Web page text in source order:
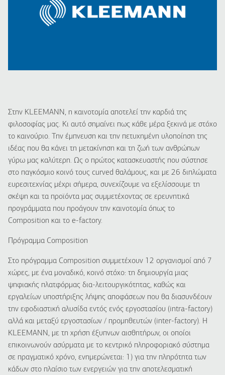
Στην KLEEMANN, η καινοτομία αποτελεί την καρδιά της
φιλοσοφίας μας. Κι αυτό σημαίνει πως κάθε μέρα ξεκινά με στόχο
το καινούριο. Την έμπνευση και την πετυχημένη υλοποίηση της
ιδέας που θα κάνει τη μετακίνηση και τη ζωή των ανθρώπων
γύρω μας καλύτερη. Ως ο πρώτος κατασκευαστής που σύστησε
στο παγκόσμιο κοινό τους curved θαλάμους, και με 26 διπλώματα
ευρεσιτεχνίας μέχρι σήμερα, συνεχίζουμε να εξελίσσουμε τη
σκέψη και τα προϊόντα μας συμμετέχοντας σε ερευνητικά
προγράμματα που προάγουν την καινοτομία όπως το
Composition και το e-factory.
Πρόγραμμα Composition
Στο πρόγραμμα Composition συμμετέχουν 12 οργανισμοί από 7
χώρες, με ένα μοναδικό, κοινό στόχο: τη δημιουργία μιας
ψηφιακής πλατφόρμας δια-λειτουργικότητας, καθώς και
εργαλείων υποστήριξης λήψης αποφάσεων που θα διασυνδέουν
την εφοδιαστική αλυσίδα εντός ενός εργοστασίου (intra-factory)
αλλά και μεταξύ εργοστασίων / προμηθευτών (inter-factory). Η
KLEEMANN, με τη χρήση έξυπνων αισθητήρων, οι οποίοι
επικοινωνούν ασύρματα με το κεντρικό πληροφοριακό σύστημα
σε πραγματικό χρόνο, ενημερώνεται: 1) για την πληρότητα των
κάδων στο πλαίσιο των ενεργειών για την αποτελεσματική